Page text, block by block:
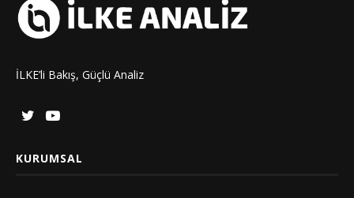
İLKE’li Bakış, Güçlü Analiz
KURUMSAL